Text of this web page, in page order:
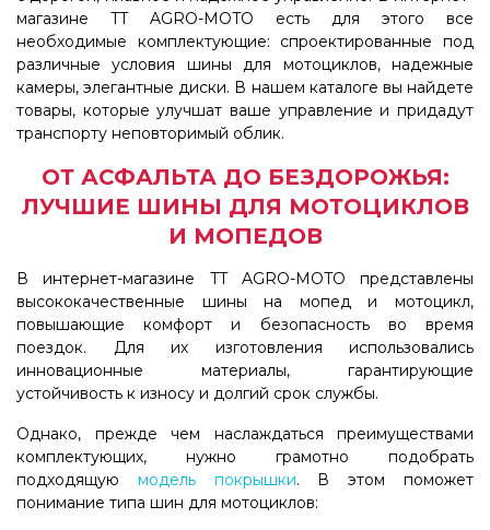
магазине TT AGRO-MOTO есть для этого все
необходимые комплектующие: спроектированные под
различные условия шины для мотоциклов, надежные
камеры, элегантные диски. В нашем каталоге вы найдете
товары, которые улучшат ваше управление и придадут
транспорту неповторимый облик.
ОТ АСФАЛЬТА ДО БЕЗДОРОЖЬЯ:
ЛУЧШИЕ ШИНЫ ДЛЯ МОТОЦИКЛОВ
И МОПЕДОВ
В интернет-магазине TT AGRO-MOTO представлены
высококачественные шины на мопед и мотоцикл,
повышающие комфорт и безопасность во время
поездок. Для их изготовления использовались
инновационные материалы, гарантирующие
устойчивость к износу и долгий срок службы.
Однако, прежде чем наслаждаться преимуществами
комплектующих, нужно грамотно подобрать
подходящую модель покрышки. В этом поможет
понимание типа шин для мотоциклов: